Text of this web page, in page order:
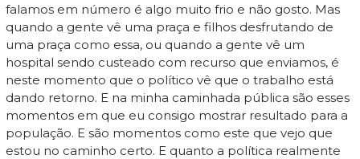
falamos em número é algo muito frio e não gosto. Mas
quando a gente vê uma praça e filhos desfrutando de
uma praça como essa, ou quando a gente vê um
hospital sendo custeado com recurso que enviamos, é
neste momento que o político vê que o trabalho está
dando retorno. E na minha caminhada pública são esses
momentos em que eu consigo mostrar resultado para a
população. E são momentos como este que vejo que
estou no caminho certo. E quanto a política realmente